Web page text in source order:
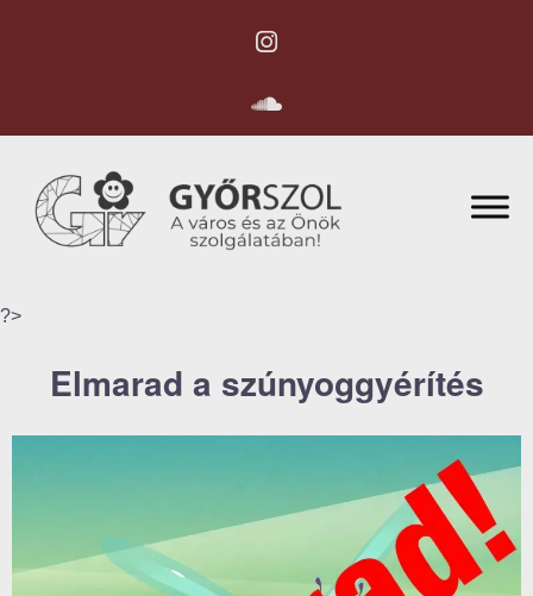
?>
Elmarad a szúnyoggyérítés